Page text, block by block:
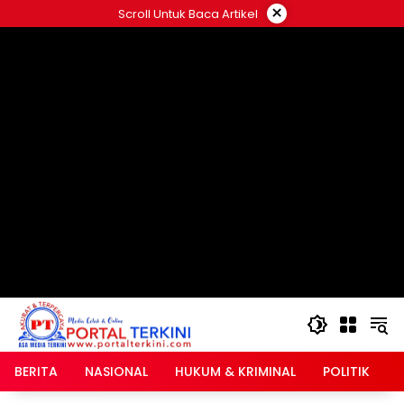
ke
Scroll Untuk Baca Artikel ×
BERITA NASIONAL HUKUM & KRIMINAL POLITIK